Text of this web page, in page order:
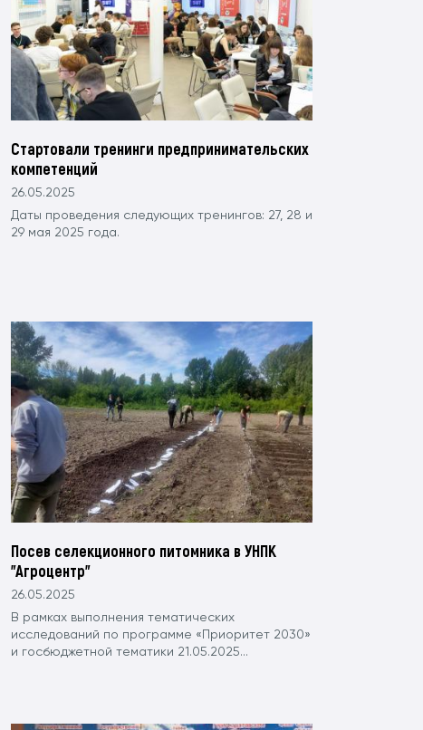
Стартовали тренинги предпринимательских
компетенций
26.05.2025
Даты проведения следующих тренингов: 27, 28 и
29 мая 2025 года.
Посев селекционного питомника в УНПК
"Агроцентр"
26.05.2025
В рамках выполнения тематических
исследований по программе «Приоритет 2030»
и госбюджетной тематики 21.05.2025...